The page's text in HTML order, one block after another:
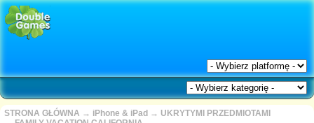
STRONA GŁÓWNA → iPhone & iPad → UKRYTYMI PRZEDMIOTAMI